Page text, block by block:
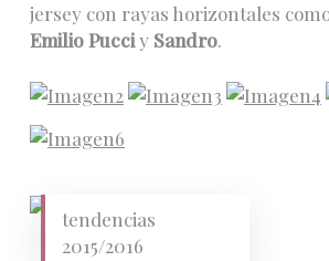
jersey con rayas horizontales
Emilio Pucciy Sandro.
tendencias
2015/2016